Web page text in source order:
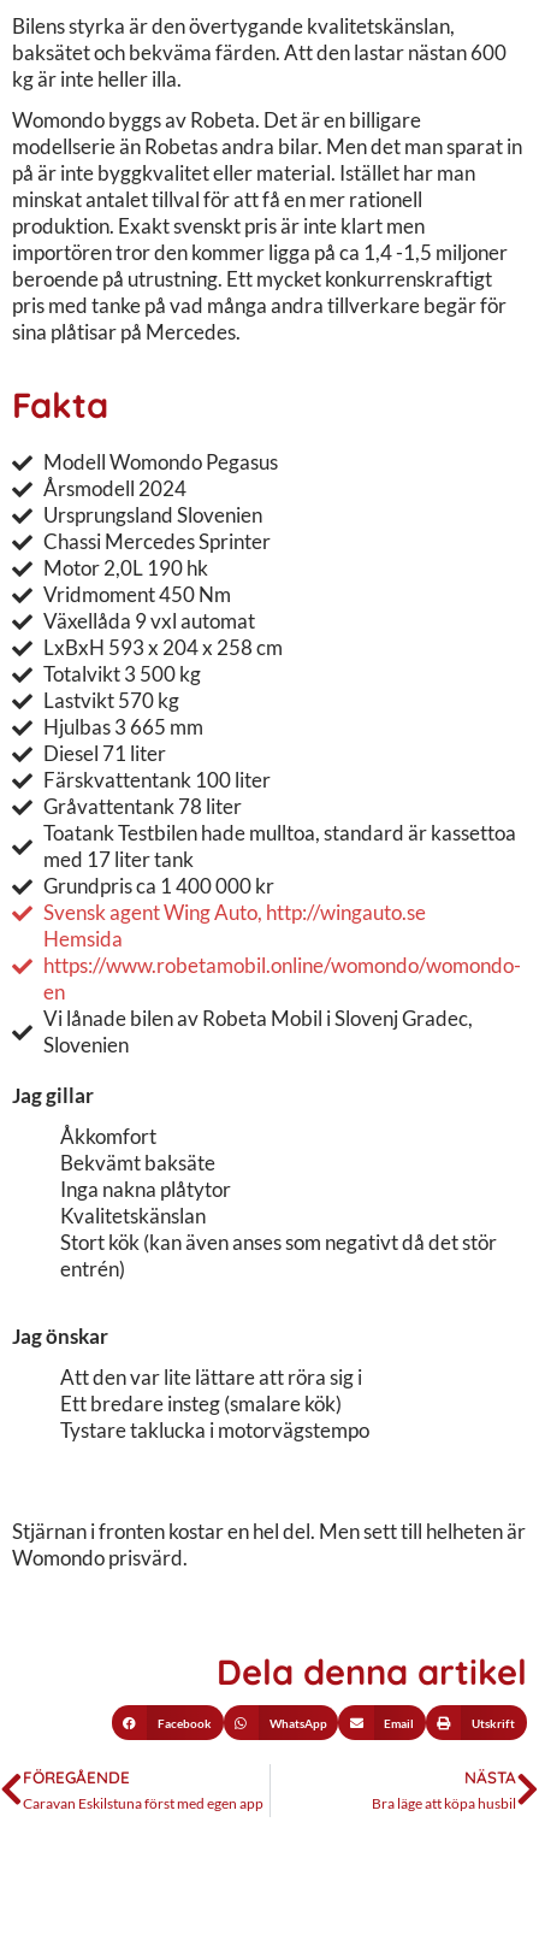
Bilens styrka är den övertygande kvalitetskänslan,
baksätet och bekväma färden. Att den lastar nästan 600
kg är inte heller illa.
Womondo byggs av Robeta. Det är en billigare
modellserie än Robetas andra bilar. Men det man sparat in
på är inte byggkvalitet eller material. Istället har man
minskat antalet tillval för att få en mer rationell
produktion. Exakt svenskt pris är inte klart men
importören tror den kommer ligga på ca 1,4 -1,5 miljoner
beroende på utrustning. Ett mycket konkurrenskraftigt
pris med tanke på vad många andra tillverkare begär för
sina plåtisar på Mercedes.
Fakta
Modell Womondo Pegasus
Årsmodell 2024
Ursprungsland Slovenien
Chassi Mercedes Sprinter
Motor 2,0L 190 hk
Vridmoment 450 Nm
Växellåda 9 vxl automat
LxBxH 593 x 204 x 258 cm
Totalvikt 3 500 kg
Lastvikt 570 kg
Hjulbas 3 665 mm
Diesel 71 liter
Färskvattentank 100 liter
Gråvattentank 78 liter
Toatank Testbilen hade mulltoa, standard är kassettoa
med 17 liter tank
Grundpris ca 1 400 000 kr
Svensk agent Wing Auto, http://wingauto.se
Hemsida
https://www.robetamobil.online/womondo/womondo-
en
Vi lånade bilen av Robeta Mobil i Slovenj Gradec,
Slovenien
Jag gillar
Åkkomfort
Bekvämt baksäte
Inga nakna plåtytor
Kvalitetskänslan
Stort kök (kan även anses som negativt då det stör
entrén)
Jag önskar
Att den var lite lättare att röra sig i
Ett bredare insteg (smalare kök)
Tystare taklucka i motorvägstempo
Stjärnan i fronten kostar en hel del. Men sett till helheten är
Womondo prisvärd.
Dela denna artikel
Facebook WhatsApp Email Utskrift
FÖREGÅENDE
Caravan Eskilstuna först med egen app
NÄSTA
Bra läge att köpa husbil